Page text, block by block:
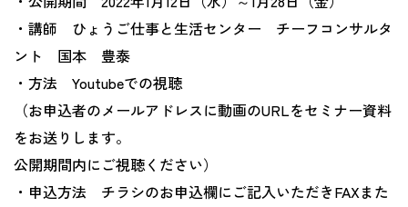
・講師 ひょうご仕事と生活センター チーフコンサルタ
ント 国本 豊泰
・方法 Youtubeでの視聴
（お申込者のメールアドレスに動画のURLをセミナー資料
をお送りします。
公開期間内にご視聴ください）
・申込方法 チラシのお申込欄にご記入いただきFAXまた